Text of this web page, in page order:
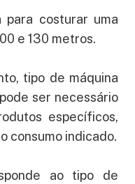
para costurar uma
e 130 metros.
tipo de máquina
ser necessário
específicos,
consumo indicado.
ao tipo de